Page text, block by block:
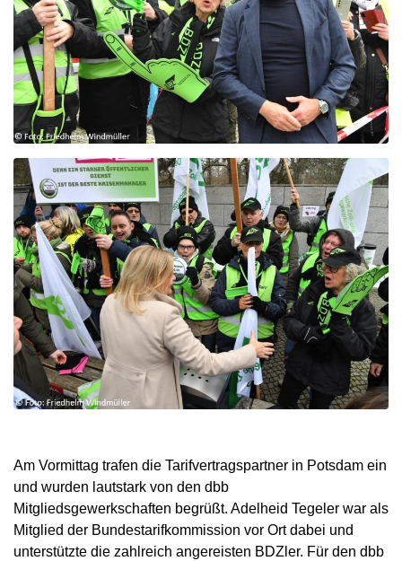
Am Vormittag trafen die Tarifvertragspartner in Potsdam ein
und wurden lautstark von den dbb
Mitgliedsgewerkschaften begrüßt. Adelheid Tegeler war als
Mitglied der Bundestarifkommission vor Ort dabei und
unterstützte die zahlreich angereisten BDZler. Für den dbb